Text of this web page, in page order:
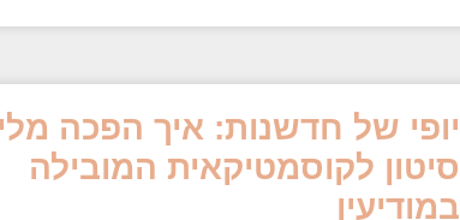
יופי של חדשנות: איך הפכה מלי
סיטון לקוסמטיקאית המובילה
במודיעין